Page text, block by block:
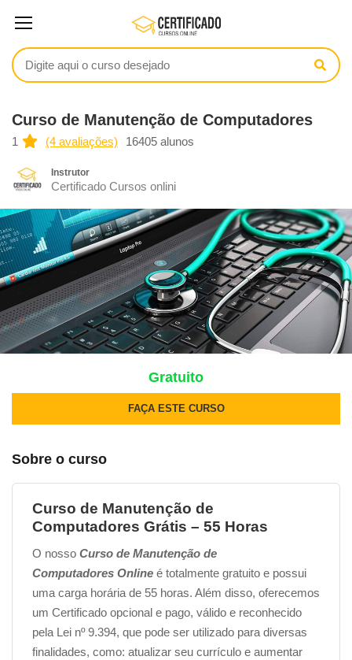
Curso de Manutenção de Computadores
1 (4 avaliações) 16405 alunos
Instrutor
Certificado Cursos onlini
Gratuito
FAÇA ESTE CURSO
Sobre o curso
Curso de Manutenção de
Computadores Grátis – 55 Horas
O nosso Curso de Manutenção de
Computadores Online é totalmente gratuito e possui
uma carga horária de 55 horas. Além disso, oferecemos
um Certificado opcional e pago, válido e reconhecido
pela Lei nº 9.394, que pode ser utilizado para diversas
finalidades, como: atualizar seu currículo e aumentar